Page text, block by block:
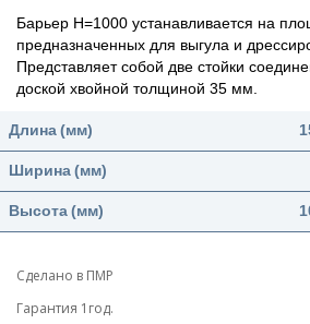
Барьер H=1000 устанавливается на
предназначенных для выгула и
Представляет собой две стойки
доской хвойной толщиной 35 мм.
Длина (мм)
Ширина (мм)
Высота (мм)
Сделано в ПМР
Гарантия 1год.